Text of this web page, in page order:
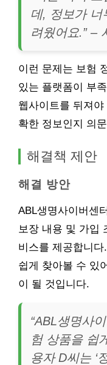
데, 정보가 너
려웠어요.” –
이런 문제는 보험
있는 플랫폼이 부
웹사이트를 뒤져
확한 정보인지 의
해결책 제안
해결 방안
ABL생명사이버센
보장 내용 및 가입
비스를 제공합니
쉽게 찾아볼 수 있
이 될 것입니다.
“ABL생명사
험 상품을 쉽
용자 D씨는 ‘